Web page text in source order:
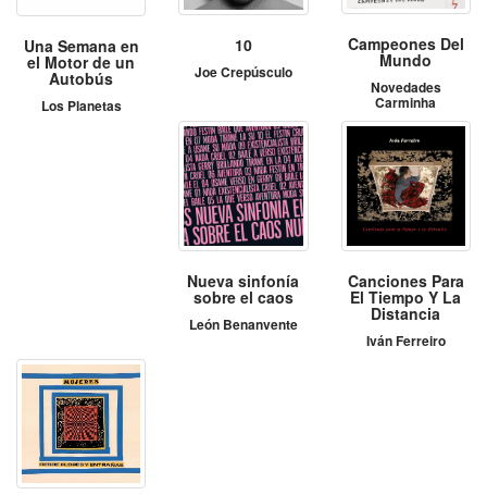
Una Semana en
el Motor de un
Autobús
Los Planetas
10
Joe Crepúsculo
Campeones Del
Mundo
Novedades
Carminha
Nueva sinfonía
sobre el caos
León Benanvente
Canciones Para
El Tiempo Y La
Distancia
Iván Ferreiro